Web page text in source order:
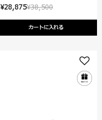
¥38,500
¥28,875
カートに入れる